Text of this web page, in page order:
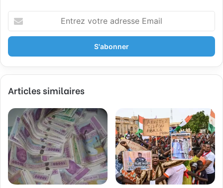
t
e
z
o
r
a
d
r
e
s
s
Articles similaires